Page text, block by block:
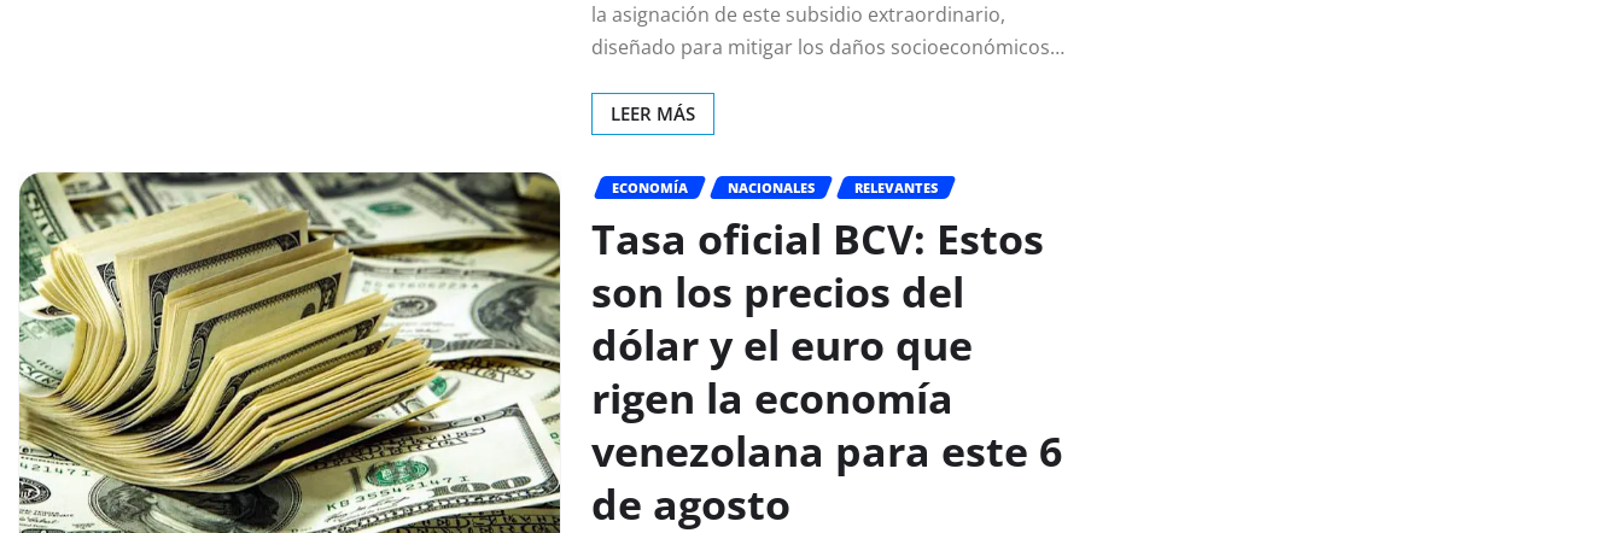
la asignación de este subsidio extraordinario,
diseñado para mitigar los daños socioeconómicos…
LEER MÁS
ECONOMÍA NACIONALES RELEVANTES
Tasa oficial BCV: Estos
son los precios del
dólar y el euro que
rigen la economía
venezolana para este 6
de agosto